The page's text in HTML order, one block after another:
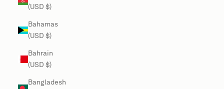
(USD $)
Bahamas
(USD $)
Bahrain
(USD $)
Bangladesh